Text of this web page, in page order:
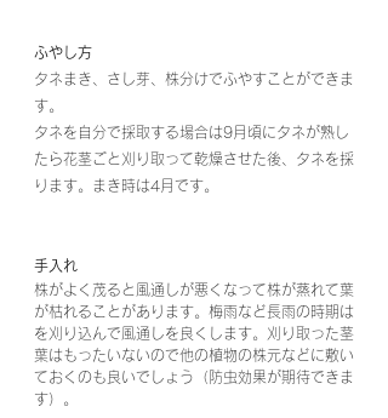
ふやし方
タネまき、さし芽、株分けでふやすことができま
す。
タネを自分で採取する場合は9月頃にタネが熟し
たら花茎ごと刈り取って乾燥させた後、タネを採
ります。まき時は4月です。
手入れ
株がよく茂ると風通しが悪くなって株が蒸れて葉
が枯れることがあります。梅雨など長雨の時期は
を刈り込んで風通しを良くします。刈り取った茎
葉はもったいないので他の植物の株元などに敷い
ておくのも良いでしょう（防虫効果が期待できま
す）。